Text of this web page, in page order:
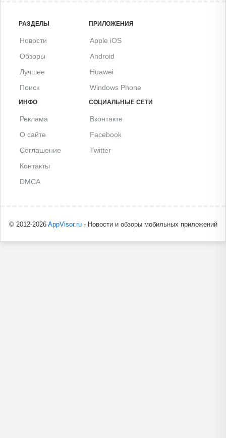
РАЗДЕЛЫ
Новости
Обзоры
Лучшее
Поиск
ПРИЛОЖЕНИЯ
Apple iOS
Android
Huawei
Windows Phone
ИНФО
Реклама
О сайте
Соглашение
Контакты
DMCA
СОЦИАЛЬНЫЕ СЕТИ
Вконтакте
Facebook
Twitter
© 2012-2026 AppVisor.ru- Новости и обзоры мобильных приложений